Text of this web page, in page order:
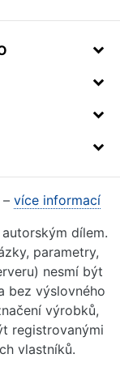
více informací
dílem.
parametry,
nesmí být
bez výslovného
výrobků,
registrovanými
vlastníků.